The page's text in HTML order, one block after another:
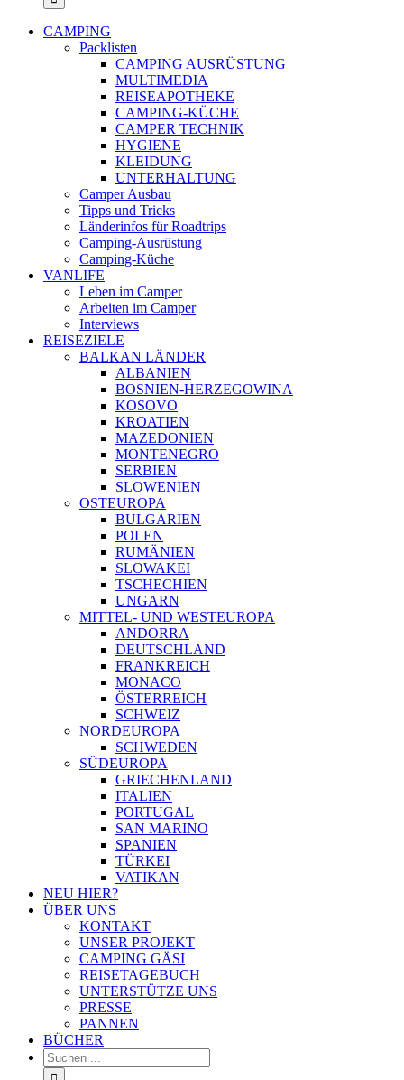
CAMPING
Packlisten
CAMPING AUSRÜSTUNG
MULTIMEDIA
REISEAPOTHEKE
CAMPING-KÜCHE
CAMPER TECHNIK
HYGIENE
KLEIDUNG
UNTERHALTUNG
Camper Ausbau
Tipps und Tricks
Länderinfos für Roadtrips
Camping-Ausrüstung
Camping-Küche
VANLIFE
Leben im Camper
Arbeiten im Camper
Interviews
REISEZIELE
BALKAN LÄNDER
ALBANIEN
BOSNIEN-HERZEGOWINA
KOSOVO
KROATIEN
MAZEDONIEN
MONTENEGRO
SERBIEN
SLOWENIEN
OSTEUROPA
BULGARIEN
POLEN
RUMÄNIEN
SLOWAKEI
TSCHECHIEN
UNGARN
MITTEL- UND WESTEUROPA
ANDORRA
DEUTSCHLAND
FRANKREICH
MONACO
ÖSTERREICH
SCHWEIZ
NORDEUROPA
SCHWEDEN
SÜDEUROPA
GRIECHENLAND
ITALIEN
PORTUGAL
SAN MARINO
SPANIEN
TÜRKEI
VATIKAN
NEU HIER?
ÜBER UNS
KONTAKT
UNSER PROJEKT
CAMPING GÄSI
REISETAGEBUCH
UNTERSTÜTZE UNS
PRESSE
PANNEN
BÜCHER
Suche
nach: